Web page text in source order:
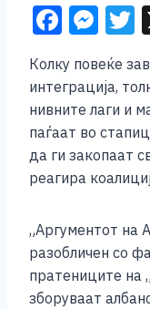
F
c
e
b
o
o
k
M
e
ss
e
n
g
er
Колку повеќе
интеграција,
нивните лаги и
паѓаат во
да ги закопаат
реагира
„Аргументот на
разобличен со
пратениците на
зборуваат